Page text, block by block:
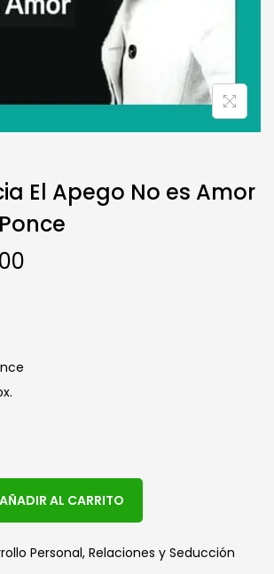
El Apego No es Amor
AÑADIR AL CARRITO
Personal, Relaciones y Seducción